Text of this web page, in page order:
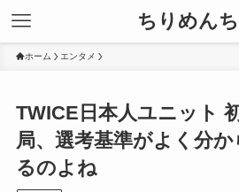
ちりめん
ホーム エンタメ
TWICE日本人ユニット
局、選考基準がよく分
るのよね